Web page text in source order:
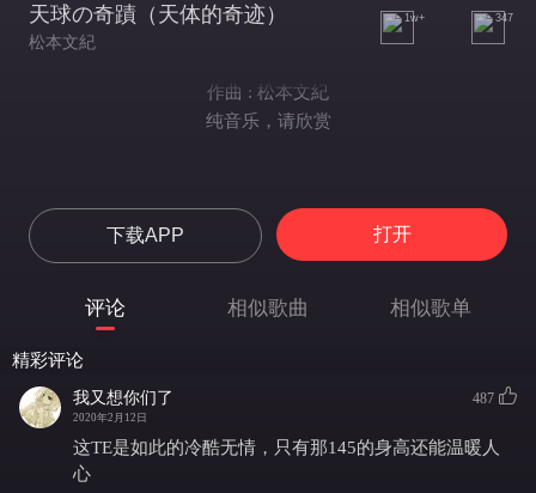
天球の奇蹟（天体的奇迹）
松本文紀
1w+ 347
作曲 : 松本文紀
纯音乐，请欣赏
下载APP 打开
评论 相似歌曲 相似歌单
精彩评论
我又想你们了
2020年2月12日
487
这TE是如此的冷酷无情，只有那145的身高还能温暖人
心